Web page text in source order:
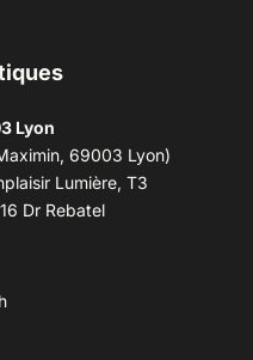
Lyon
69003 Lyon)
Lumière, T3
Dr Rebatel